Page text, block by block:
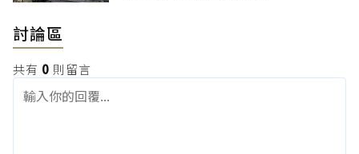
討論區
共有 0 則留言